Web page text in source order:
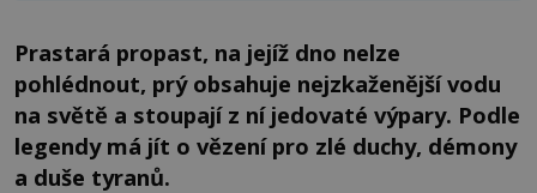
Prastará propast, na jejíž dno nelze
pohlédnout, prý obsahuje nejzkaženější vodu
na světě a stoupají z ní jedovaté výpary. Podle
legendy má jít o vězení pro zlé duchy, démony
a duše tyranů.